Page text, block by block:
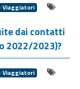
dai contatti
2022/2023)?